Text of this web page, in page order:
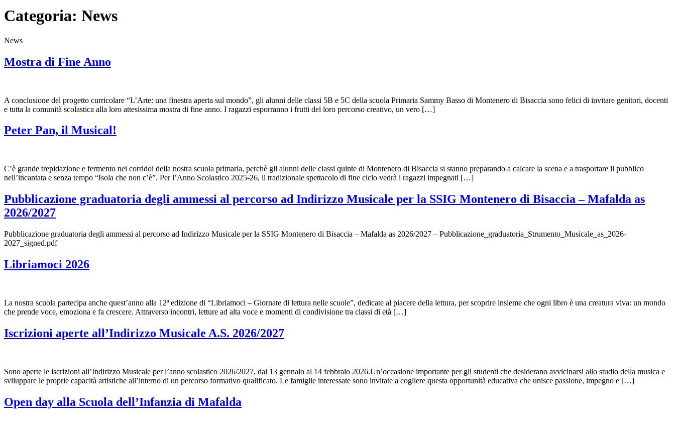
Categoria: News
News
Mostra di Fine Anno
A conclusione del progetto curricolare “L’Arte: una finestra aperta sul mondo”, gli alunni delle classi 5B e 5C della scuola Primaria Sammy Basso di Montenero di Bisaccia sono felici di invitare genitori, docenti
e tutta la comunità scolastica alla loro attesissima mostra di fine anno. I ragazzi esporranno i frutti del loro percorso creativo, un vero […]
Peter Pan, il Musical!
C’è grande trepidazione e fermento nei corridoi della nostra scuola primaria, perchè gli alunni delle classi quinte di Montenero di Bisaccia si stanno preparando a calcare la scena e a trasportare il pubblico
nell’incantata e senza tempo “Isola che non c’è”. Per l’Anno Scolastico 2025-26, il tradizionale spettacolo di fine ciclo vedrà i ragazzi impegnati […]
Pubblicazione graduatoria degli ammessi al percorso ad Indirizzo Musicale per la SSIG Montenero di Bisaccia – Mafalda as
2026/2027
Pubblicazione graduatoria degli ammessi al percorso ad Indirizzo Musicale per la SSIG Montenero di Bisaccia – Mafalda as 2026/2027 – Pubblicazione_graduatoria_Strumento_Musicale_as_2026-
2027_signed.pdf
Libriamoci 2026
La nostra scuola partecipa anche quest’anno alla 12ª edizione di “Libriamoci – Giornate di lettura nelle scuole”, dedicate al piacere della lettura, per scoprire insieme che ogni libro è una creatura viva: un mondo
che prende voce, emoziona e fa crescere. Attraverso incontri, letture ad alta voce e momenti di condivisione tra classi di età […]
Iscrizioni aperte all’Indirizzo Musicale A.S. 2026/2027
Sono aperte le iscrizioni all’Indirizzo Musicale per l’anno scolastico 2026/2027, dal 13 gennaio al 14 febbraio 2026.Un’occasione importante per gli studenti che desiderano avvicinarsi allo studio della musica e
sviluppare le proprie capacità artistiche all’interno di un percorso formativo qualificato. Le famiglie interessate sono invitate a cogliere questa opportunità educativa che unisce passione, impegno e […]
Open day alla Scuola dell’Infanzia di Mafalda